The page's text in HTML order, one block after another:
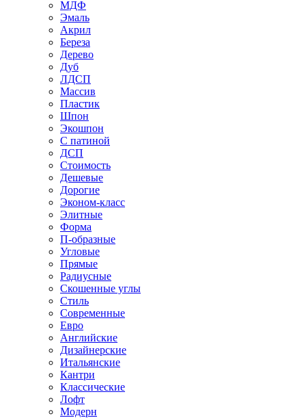
МДФ
Эмаль
Акрил
Береза
Дерево
Дуб
ЛДСП
Массив
Пластик
Шпон
Экошпон
С патиной
ДСП
Стоимость
Дешевые
Дорогие
Эконом-класс
Элитные
Форма
П-образные
Угловые
Прямые
Радиусные
Скошенные углы
Стиль
Современные
Евро
Английские
Дизайнерские
Итальянские
Кантри
Классические
Лофт
Модерн